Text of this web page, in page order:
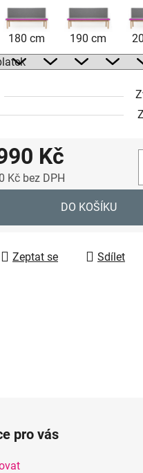
180 cm 190 cm
Kč
Kč bez DPH
DO KOŠÍKU
Zeptat se Sdílet
pro vás